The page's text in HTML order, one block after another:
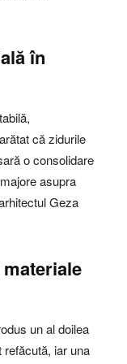
în
că zidurile
o consolidare
asupra
Geza
un al doilea
refăcută, iar una